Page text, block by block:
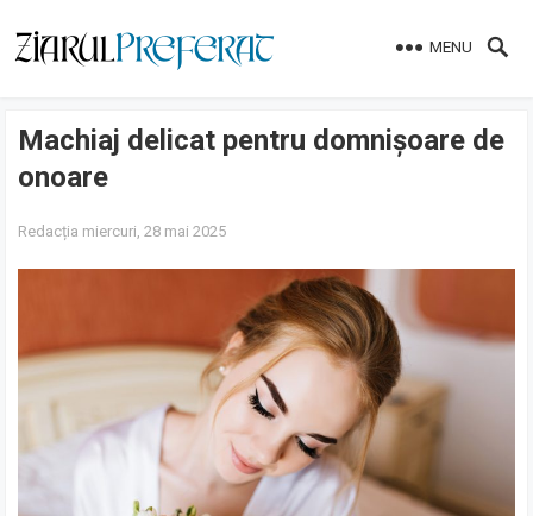
MENU
Machiaj delicat pentru domnișoare de
onoare
Redacția miercuri, 28 mai 2025